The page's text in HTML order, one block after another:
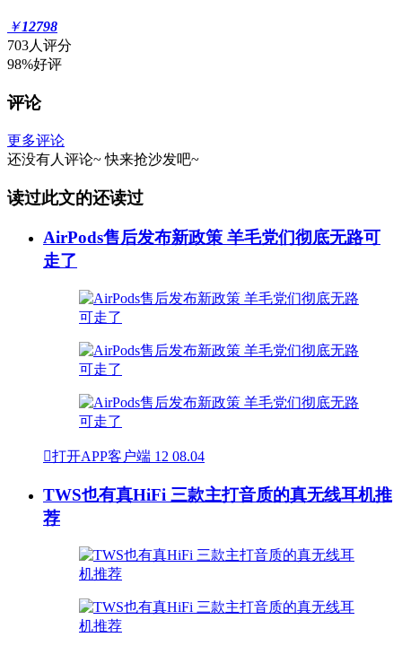
￥12798
703人评分
98%好评
评论
更多评论
还没有人评论~ 快来抢沙发吧~
读过此文的还读过
AirPods售后发布新政策 羊毛党们彻底无路可
走了
打开APP客户端 12 08.04
TWS也有真HiFi 三款主打音质的真无线耳机推
荐